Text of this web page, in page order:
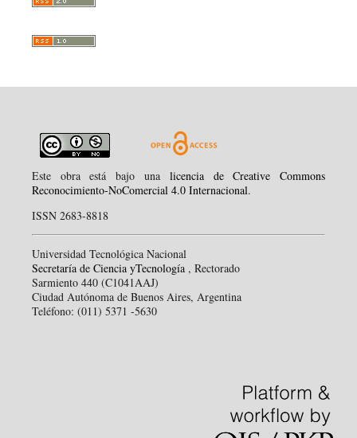
Este obra está bajo unalicencia de Creative Commons
Reconocimiento-NoComercial 4.0 Internacional.
ISSN 2683-8818
Universidad Tecnológica Nacional
Secretaría de Ciencia yTecnología , Rectorado
Sarmiento 440 (C1041AAJ)
Ciudad Autónoma de Buenos Aires, Argentina
Teléfono: (011) 5371 -5630